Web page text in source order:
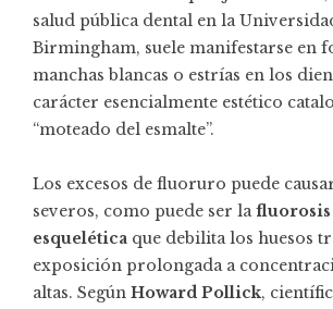
salud pública dental en la
Birmingham, suele manifestarse en
manchas blancas o estrías en los
carácter esencialmente estético
“moteado del esmalte”.
Los excesos de fluoruro puede
severos, como puede ser lafluorosis
esquelética que debilita los huesos
exposición prolongada a
altas. Según Howard Pollick,